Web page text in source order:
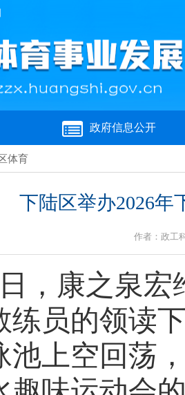
政府信息公开
体育
下陆区举办2026年
作者：政工
，康之泉宏
练员的领读
池上空回荡